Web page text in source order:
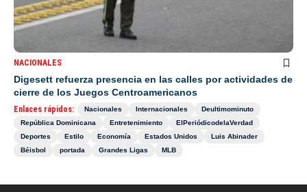
NACIONALES
Digesett refuerza presencia en las calles por actividades de
cierre de los Juegos Centroamericanos
Enlaces rápidos: Nacionales Internacionales
Deultimominuto
República Dominicana
Entretenimiento
ElPeriódicodelaVerdad
Deportes
Estilo Economía Estados Unidos
Luis Abinader
Béisbol
portada Grandes Ligas MLB